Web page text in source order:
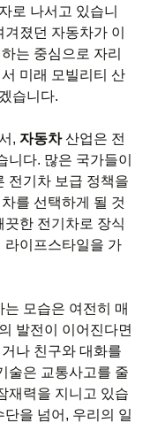
로 나서고 있습니
졌던 자동차가 이
는 중심으로 자리
미래 모빌리티 산
습니다.
, 자동차산업은 전
다. 많은 국가들이
전기차 보급 정책을
를 선택하게 될 것
한 전기차로 장식
라이프스타일을 가
모습은 여전히 매
발전이 이어진다면
나 친구와 대화를
술은 교통사고를 줄
재력을 지니고 있습
을 넘어, 우리의 일